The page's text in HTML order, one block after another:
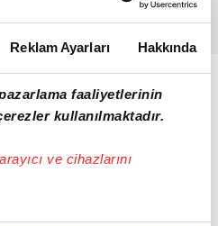
Reklam Ayarları Hakkında
faaliyetlerinin
kullanılmaktadır.
ve cihazlarını